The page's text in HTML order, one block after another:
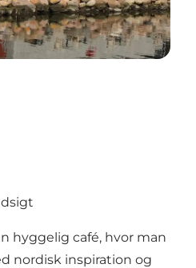
hyggelig café, hvor man
nordisk inspiration og